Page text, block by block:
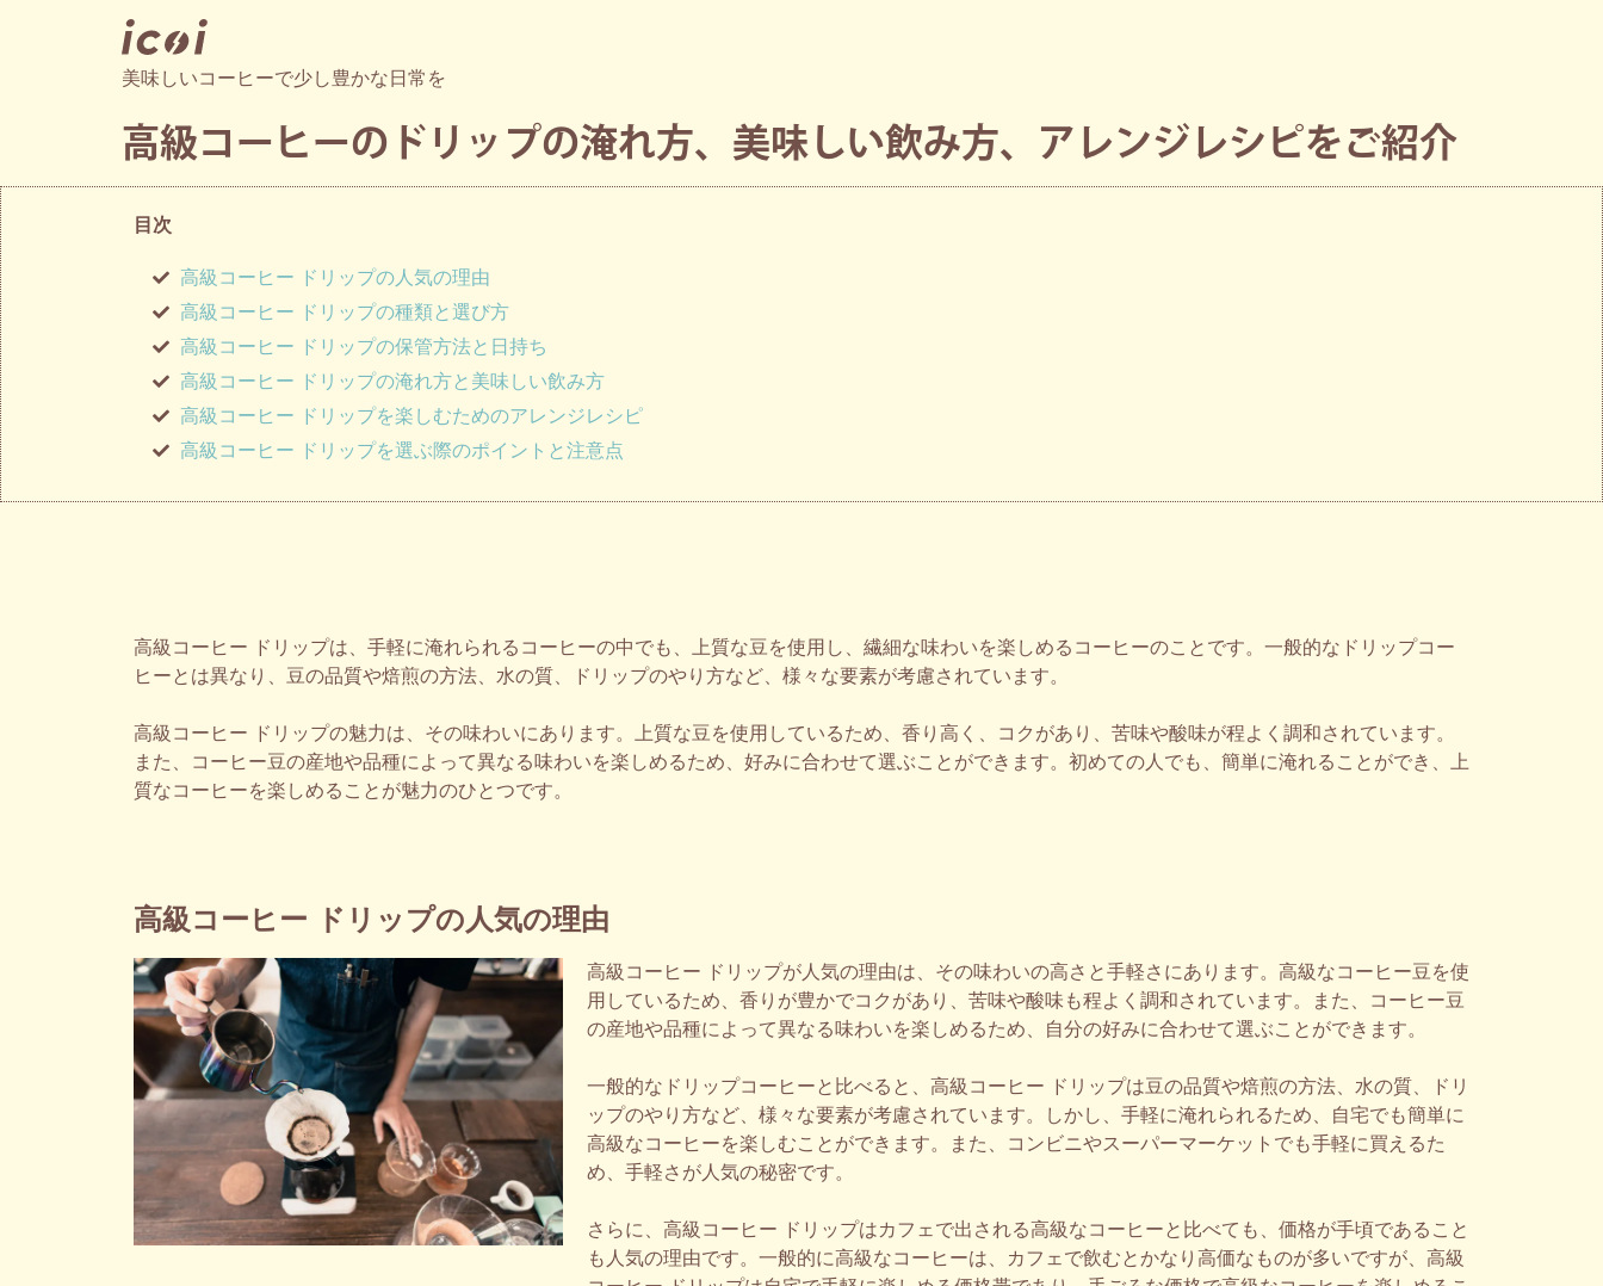
美味しいコーヒーで少し豊かな日常を
高級コーヒーのドリップの淹れ方、美味しい飲み方、アレンジレシピをご紹介
目次
高級コーヒー ドリップの人気の理由
高級コーヒー ドリップの種類と選び方
高級コーヒー ドリップの保管方法と日持ち
高級コーヒー ドリップの淹れ方と美味しい飲み方
高級コーヒー ドリップを楽しむためのアレンジレシピ
高級コーヒー ドリップを選ぶ際のポイントと注意点
高級コーヒー ドリップは、手軽に淹れられるコーヒーの中でも、上質な豆を使用し、繊細な味わいを楽しめるコーヒーのことです。一般的なドリップコー
ヒーとは異なり、豆の品質や焙煎の方法、水の質、ドリップのやり方など、様々な要素が考慮されています。
高級コーヒー ドリップの魅力は、その味わいにあります。上質な豆を使用しているため、香り高く、コクがあり、苦味や酸味が程よく調和されています。
また、コーヒー豆の産地や品種によって異なる味わいを楽しめるため、好みに合わせて選ぶことができます。初めての人でも、簡単に淹れることができ、上
質なコーヒーを楽しめることが魅力のひとつです。
高級コーヒー ドリップの人気の理由
高級コーヒー ドリップが人気の理由は、その味わいの高さと手軽さにあります。高級なコーヒー豆を使
用しているため、香りが豊かでコクがあり、苦味や酸味も程よく調和されています。また、コーヒー豆
の産地や品種によって異なる味わいを楽しめるため、自分の好みに合わせて選ぶことができます。
一般的なドリップコーヒーと比べると、高級コーヒー ドリップは豆の品質や焙煎の方法、水の質、ドリ
ップのやり方など、様々な要素が考慮されています。しかし、手軽に淹れられるため、自宅でも簡単に
高級なコーヒーを楽しむことができます。また、コンビニやスーパーマーケットでも手軽に買えるた
め、手軽さが人気の秘密です。
さらに、高級コーヒー ドリップはカフェで出される高級なコーヒーと比べても、価格が手頃であること
も人気の理由です。一般的に高級なコーヒーは、カフェで飲むとかなり高価なものが多いですが、高級